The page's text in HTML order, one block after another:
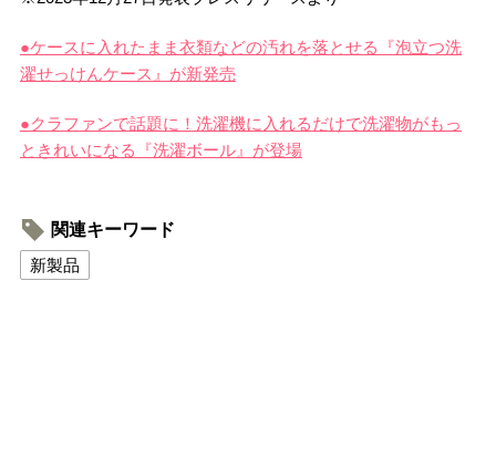
●ケースに入れたまま衣類などの汚れを落とせる『泡立つ洗
濯せっけんケース』が新発売
●クラファンで話題に！洗濯機に入れるだけで洗濯物がもっ
ときれいになる『洗濯ボール』が登場
関連キーワード
新製品